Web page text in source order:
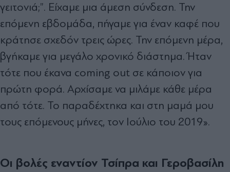
γειτονιά;”. Είχαμε μια άμεση σύνδεση. Την
επόμενη εβδομάδα, πήγαμε για έναν καφέ που
κράτησε σχεδόν τρεις ώρες. Την επόμενη μέρα,
βγήκαμε για μεγάλο χρονικό διάστημα. Ήταν
τότε που έκανα coming out σε κάποιον για
πρώτη φορά. Αρχίσαμε να μιλάμε κάθε μέρα
από τότε. Το παραδέχτηκα και στη μαμά μου
τους επόμενους μήνες, τον Ιούλιο του 2019».
Οι βολές εναντίον Τσίπρα και Γεροβασίλη